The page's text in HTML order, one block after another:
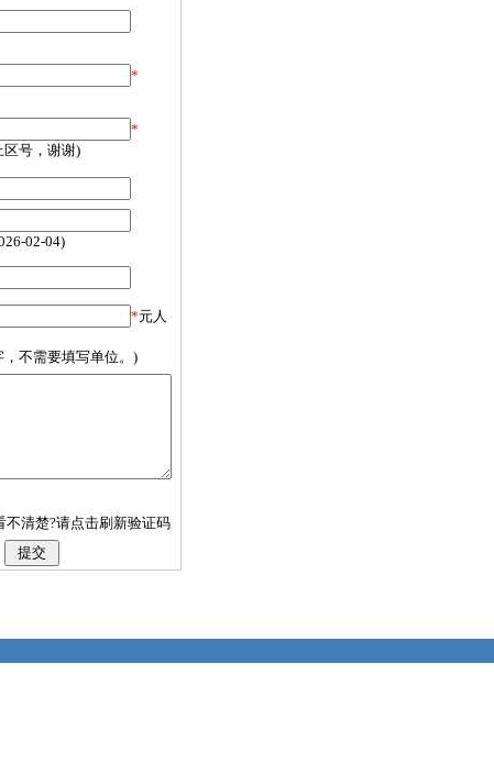
*
*
区号，谢谢)
02-04)
*元人
，不需要填写单位。)